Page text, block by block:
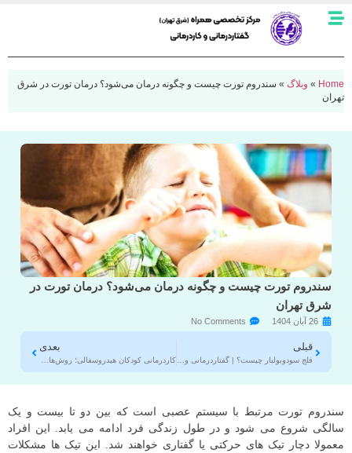
Home
» وبلاگ » سندروم تورت چیست و چگونه درمان می‌شود؟ درمان تورت در شرق
تهران
سندروم تورت چیست و چگونه درمان می‌شود؟ درمان تورت در
شرق تهران
26 آبان 1404 No Comments
قبلی بعدی
سندروم تورت مرتبط با سیستم عصبی است که بین دو تا بیست و یک
سالگی شروع می شود و در طول زندگی فرد ادامه می یابد. این افراد
معمولا دچار تیک های حرکتی یا گفتاری خواهند شد. این تیک ها مشکلات